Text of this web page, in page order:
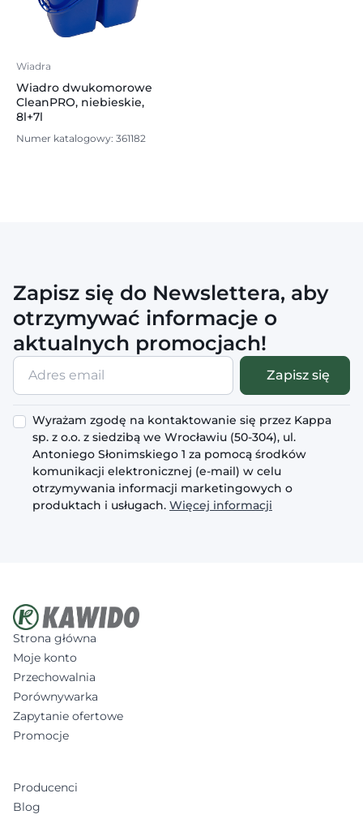
Wiadra
Wiadro dwukomorowe
CleanPRO, niebieskie,
8l+7l
Numer katalogowy: 361182
Zapisz się do Newslettera, aby
otrzymywać informacje o
aktualnych promocjach!
Adres
email
Zapisz się
Wyrażam zgodę na kontaktowanie się przez Kappa
sp. z o.o. z siedzibą we Wrocławiu (50-304), ul.
Antoniego Słonimskiego 1 za pomocą środków
komunikacji elektronicznej (e-mail) w celu
otrzymywania informacji marketingowych o
produktach i usługach. Więcej informacji
Strona główna
Moje konto
Przechowalnia
Porównywarka
Zapytanie ofertowe
Promocje
Producenci
Blog